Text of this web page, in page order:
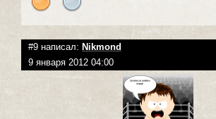
#9 написал: Nikmond
9 января 2012 04:00